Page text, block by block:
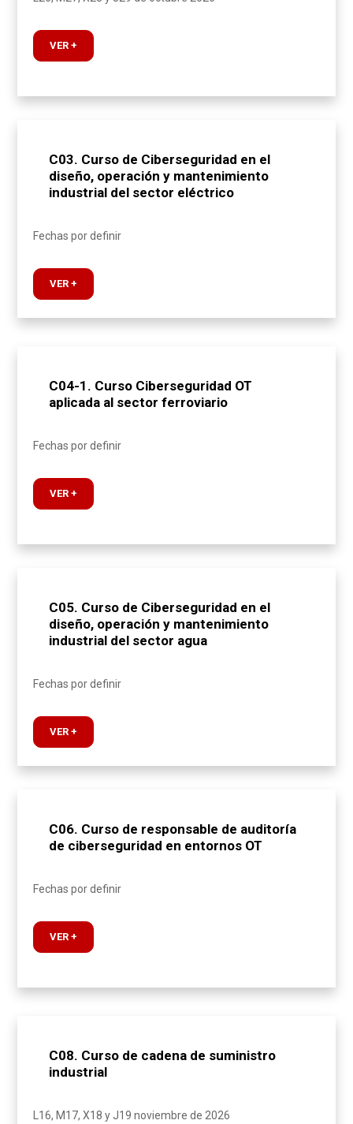
VER +
C03. Curso de Ciberseguridad en el
diseño, operación y mantenimiento
industrial del sector eléctrico
Fechas por definir
VER +
C04-1. Curso Ciberseguridad OT
aplicada al sector ferroviario
Fechas por definir
VER +
C05. Curso de Ciberseguridad en el
diseño, operación y mantenimiento
industrial del sector agua
Fechas por definir
VER +
C06. Curso de responsable de auditoría
de ciberseguridad en entornos OT
Fechas por definir
VER +
C08. Curso de cadena de suministro
industrial
L16, M17, X18 y J19 noviembre de 2026